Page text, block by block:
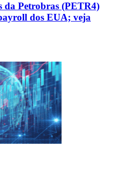
da Petrobras (PETR4)
dos EUA; veja